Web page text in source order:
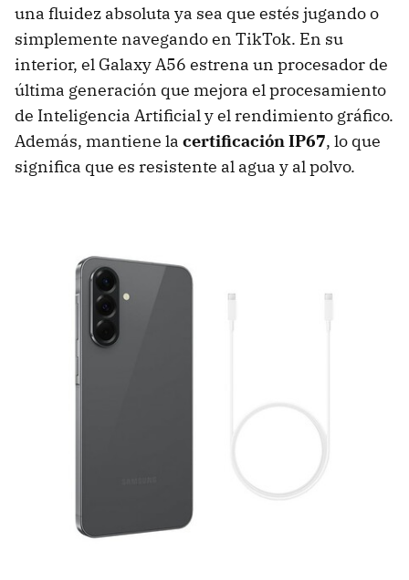
una fluidez absoluta ya sea que estés jugando o
simplemente navegando en TikTok. En su
interior, el Galaxy A56 estrena un procesador de
última generación que mejora el procesamiento
de Inteligencia Artificial y el rendimiento gráfico.
Además, mantiene la certificación IP67, lo que
significa que es resistente al agua y al polvo.